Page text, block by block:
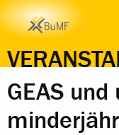
ZEIT ORT
GEAS